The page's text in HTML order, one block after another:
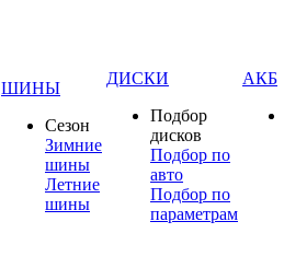
ШИНЫ
Сезон
Зимние
шины
Летние
шины
ДИСКИ
Подбор
дисков
Подбор по
авто
Подбор по
параметрам
АКБ